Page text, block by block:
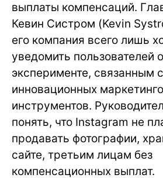
выплаты компенсаций.
Кевин Систром (Kevin
его компания всего лишь
уведомить пользователей
эксперименте, связанным
инновационных
инструментов.
понять, что Instagram не
продавать фотографии,
сайте, третьим лицам без
компенсационных выплат.